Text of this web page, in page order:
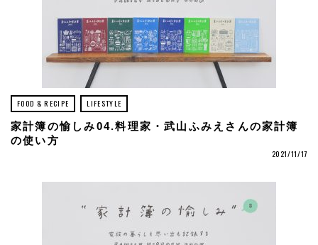
FOOD & RECIPE LIFESTYLE
家計簿の愉しみ04.料理家・武山ふみえさんの家計簿
の使い方
2021/11/17